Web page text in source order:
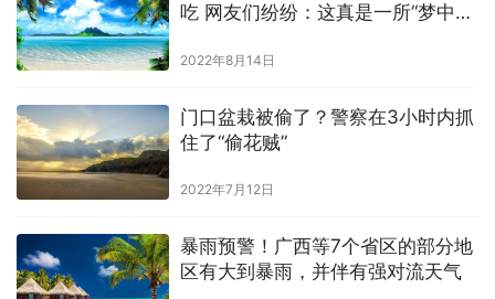
吃 网友们纷纷：这真是一所“梦中的
2022年8月14日
门口盆栽被偷了？警察在3小时内抓
住了“偷花贼”
2022年7月12日
暴雨预警！广西等7个省区的部分地
区有大到暴雨，并伴有强对流天气